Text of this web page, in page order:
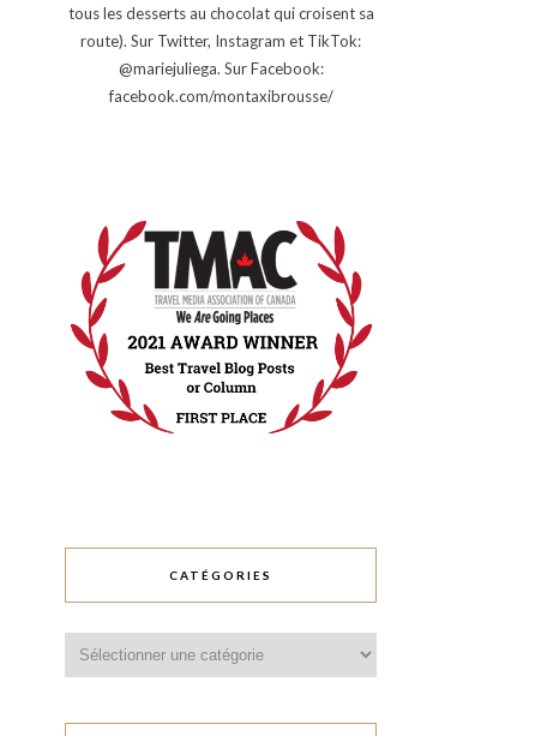
tous les desserts au chocolat qui croisent sa
route). Sur Twitter, Instagram et TikTok:
@mariejuliega. Sur Facebook:
facebook.com/montaxibrousse/
CATÉGORIES